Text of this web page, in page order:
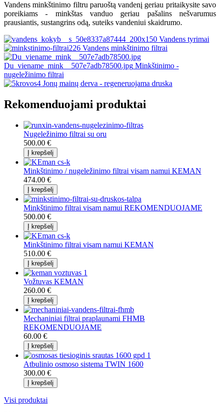
Vandens minkštinimo filtru paruoštą vandenį geriau pritaikysite savo
poreikiams - minkštas vanduo geriau pašalins nešvarumus
prausiantis, sustangrins odą, suteiks vandeniui skaidrumo.
Vandens tyrimai
Vandens minkštinimo filtrai
Du_viename_mink__507e7adb78500.jpg Minkštinimo -
nugeležinimo filtrai
Jonų mainų derva - regeneruojama druska
Rekomenduojami produktai
Nugeležinimo filtrai su oru
500.00 €
Minkštinimo / nugeležinimo filtrai visam namui KEMAN
474.00 €
Minkštinimo filtrai visam namui REKOMENDUOJAME
500.00 €
Minkštinimo filtrai visam namui KEMAN
510.00 €
Vožtuvas KEMAN
260.00 €
Mechaniniai filtrai praplaunami FHMB
REKOMENDUOJAME
60.00 €
Atbulinio osmoso sistema TWIN 1600
300.00 €
Visi produktai